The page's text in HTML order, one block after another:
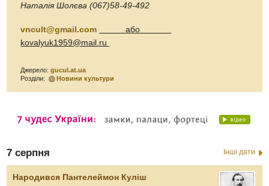
Наталія Шолєва (067)58-49-492
vncult@gmail.com
або
kovalyuk1959@mail.ru
Джерело:gucul.at.ua
Розділи:
Новини культури
7 серпня Інші дати
Народився Пантелеймон Куліш